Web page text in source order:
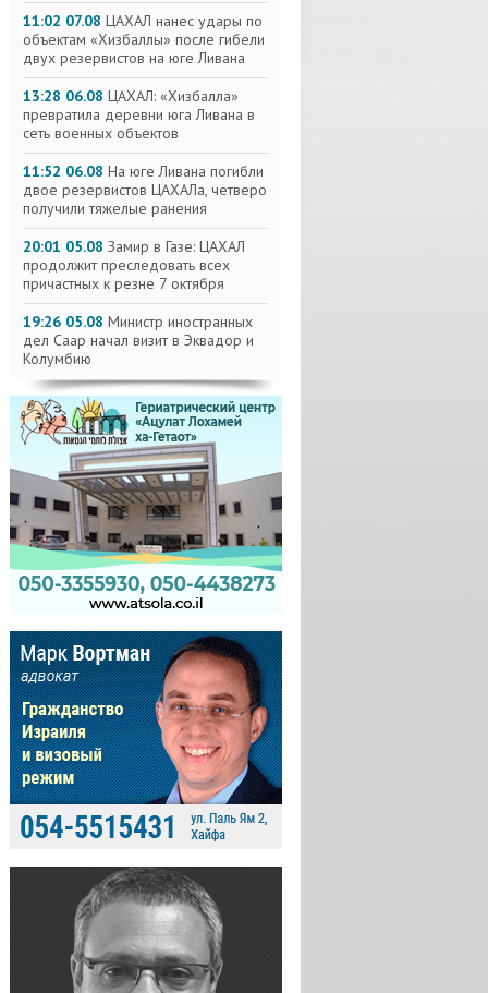
11:02 07.08 ЦАХАЛ нанес удары по
объектам «Хизбаллы» после гибели
двух резервистов на юге Ливана
13:28 06.08 ЦАХАЛ: «Хизбалла»
превратила деревни юга Ливана в
сеть военных объектов
11:52 06.08 На юге Ливана погибли
двое резервистов ЦАХАЛа, четверо
получили тяжелые ранения
20:01 05.08 Замир в Газе: ЦАХАЛ
продолжит преследовать всех
причастных к резне 7 октября
19:26 05.08 Министр иностранных
дел Саар начал визит в Эквадор и
Колумбию